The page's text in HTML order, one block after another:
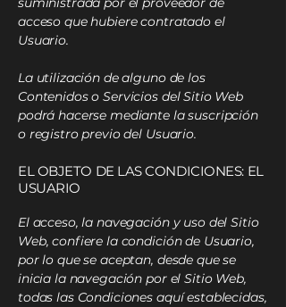
acceso que hubiere contratado el
Usuario.
La utilización de alguno de los
Contenidos o Servicios del Sitio Web
podrá hacerse mediante la suscripción
o registro previo del Usuario.
EL OBJETO DE LAS CONDICIONES: EL
USUARIO
El acceso, la navegación y uso del Sitio
Web, confiere la condición de Usuario,
por lo que se aceptan, desde que se
inicia la navegación por el Sitio Web,
todas las Condiciones aquí establecidas,